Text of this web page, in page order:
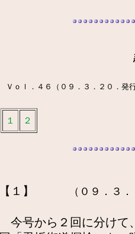
Ｖｏｌ．４６（０９．３．２０．発
１ ２
【１】 （０９．３．
今号から２回に分けて